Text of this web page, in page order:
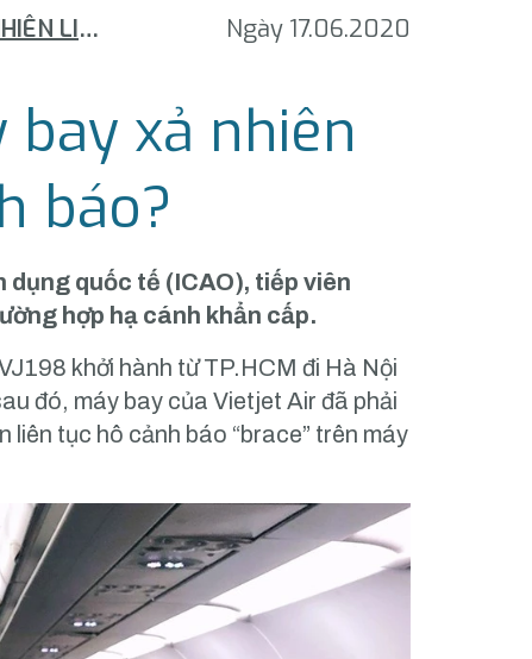
TRƯỜNG HỢP NÀO MÁY BAY XẢ NHIÊN LIỆU, TIẾP VIÊN HÔ CẢNH BÁO? Ngày 17.06.2020
xả nhiên
báo?
quốc tế (ICAO), tiếp viên
hợp hạ cánh khẩn cấp.
khởi hành từ TP.HCM đi Hà Nội
đó, máy bay của Vietjet Air đã phải
liên tục hô cảnh báo “brace” trên máy